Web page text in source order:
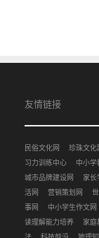
友情链接
民俗文化网 珍珠文化
习力训练中心
中小学
城市品牌建设网
家长
活网
营销策划网
事网
中小学生作文网
读理解能力培养
家庭